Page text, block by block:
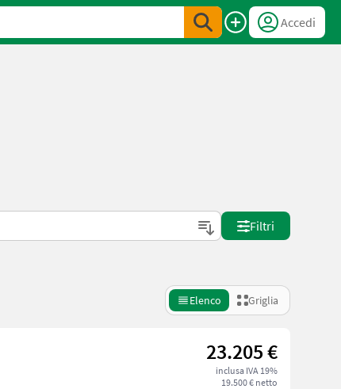
Accedi
Filtri
Elenco Griglia
23.205 €
inclusa IVA 19%
19.500 € netto